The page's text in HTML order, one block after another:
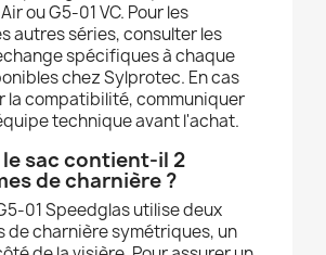
ou G5-01 VC. Pour les
autres séries, consulter les
spécifiques à chaque
chez Sylprotec. En cas
la compatibilité, communiquer
technique avant l'achat.
sac contient-il 2
de charnière ?
01 Speedglas utilise deux
de charnière symétriques, un